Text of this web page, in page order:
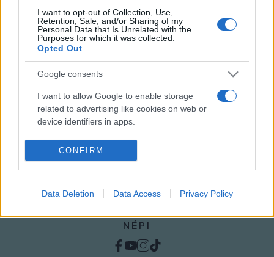
I want to opt-out of Collection, Use,
Retention, Sale, and/or Sharing of my
Personal Data that Is Unrelated with the
Purposes for which it was collected.
Opted Out
Google consents
I want to allow Google to enable storage
related to advertising like cookies on web or
device identifiers in apps.
I want to allow my user data to be sent to
Google for online advertising purposes.
personalized advertising.
I want to allow Google to enable storage
device identifiers in apps.
CONFIRM
Data Deletion Data Access Privacy Policy
kapcsolata
A Sziveri Intézet beszélgetésén Parádi Andrea muzeológus
és Arany Zsuzsanna irodalomtörténész mesélt Kaffka és
NÉPI